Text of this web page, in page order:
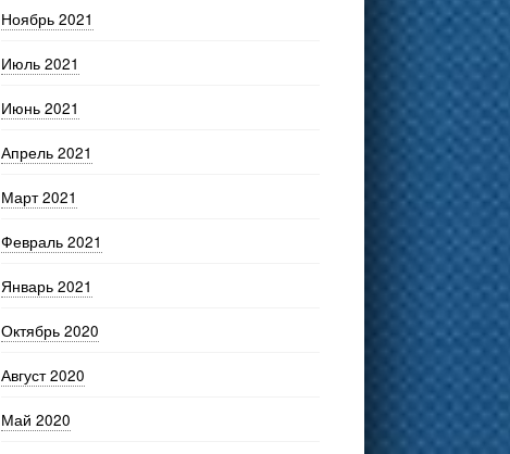
Ноябрь 2021
Июль 2021
Июнь 2021
Апрель 2021
Март 2021
Февраль 2021
Январь 2021
Октябрь 2020
Август 2020
Май 2020